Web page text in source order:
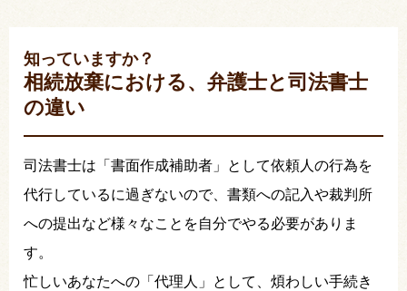
知っていますか？
相続放棄における、弁護士と司法書士
の違い
司法書士は「書面作成補助者」として依頼人の行為を
代行しているに過ぎないので、書類への記入や裁判所
への提出など様々なことを自分でやる必要がありま
す。
忙しいあなたへの「代理人」として、煩わしい手続き